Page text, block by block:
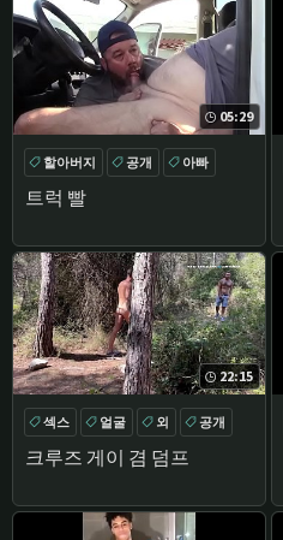
05:29
트럭 빨
할아버지 공개
아빠
구강
22:15
크루즈 게이 겸 덤프
섹스 얼굴 외 공개